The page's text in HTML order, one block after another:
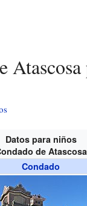
Datos para niños
de Atascosa
Condado